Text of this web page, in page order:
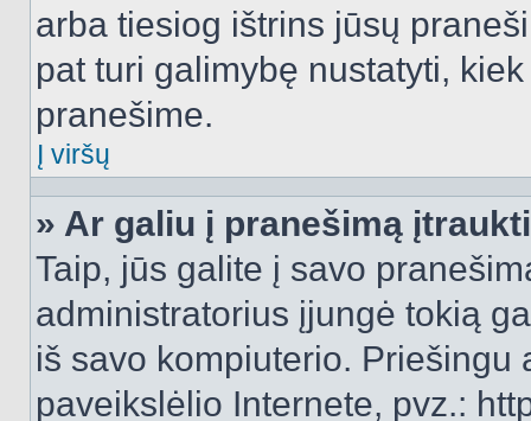
arba tiesiog ištrins jūsų
pat turi galimybę nustatyti,
pranešime.
Į viršų
» Ar galiu į pranešimą
Taip, jūs galite į savo
administratorius įjungė tokią
iš savo kompiuterio.
paveikslėlio Internete, pvz.: